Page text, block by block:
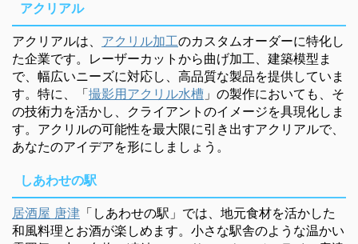
アクリアル
アクリアルは、 アクリル加工のカスタムオーダーに特化し
た企業です。レーザーカットから曲げ加工、建築模型ま
で、幅広いニーズに対応し、高品質な製品を提供していま
す。特に、「撮影用アクリル水槽 」の製作においても、そ
の技術力を活かし、クライアントのイメージを具現化しま
す。アクリルの可能性を最大限に引き出すアクリアルで、
あなたのアイデアを形にしましょう。
しあわせの駅
居酒屋 唐津 「しあわせの駅」では、地元食材を活かした
和風料理とお酒が楽しめます。小さな駅舎のような温かい